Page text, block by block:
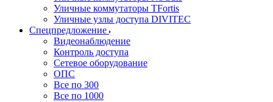
Уличные коммутаторы TFortis
Уличные узлы доступа DIVITEC
Спецпредложение
Видеонаблюдение
Контроль доступа
Сетевое оборудование
ОПС
Все по 300
Все по 1000